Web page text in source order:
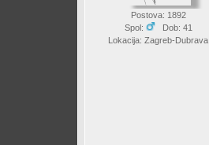
Postova: 1892
Spol:
Dob: 41
Lokacija: Zagreb-Dubrava